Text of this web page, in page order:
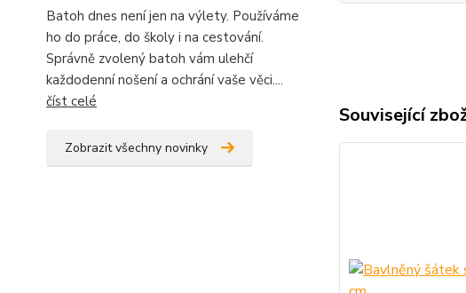
Batoh dnes není jen na výlety. Používáme
ho do práce, do školy i na cestování.
Správně zvolený batoh vám ulehčí
každodenní nošení a ochrání vaše věci....
číst celé
Zobrazit všechny novinky
Související